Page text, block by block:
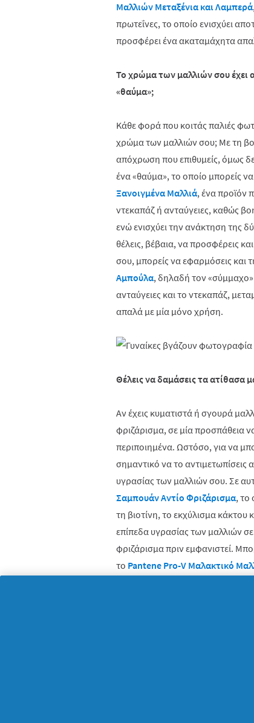
Μαλλιών Μεταξένια και Λαμπερά
πρωτεΐνες, το οποίο ενισχύει
προσφέρει ένα ακαταμάχητα
Το χρώμα των μαλλιών σου έχει
«θαύμα»;
Κάθε φορά που κοιτάς παλιές
χρώμα των μαλλιών σου; Με τη
απόχρωση που επιθυμείς, όμως
ένα «θαύμα», το οποίο μπορείς
Ξανοιγμένα Μαλλιά, ένα προϊόν
ντεκαπάζ ή ανταύγειες, καθώς
ενώ ενισχύει την ανάκτηση της
θέλεις, βέβαια, να προσφέρεις
σου, μπορείς να εφαρμόσεις και
Αμπούλα, δηλαδή τον «σύμμαχο»
ανταύγειες και το ντεκαπάζ,
απαλά με μία μόνο χρήση.
Θέλεις να δαμάσεις τα ατίθασα
Αν έχεις κυματιστά ή σγουρά
φριζάρισμα, σε μία προσπάθεια
περιποιημένα. Ωστόσο, για να
σημαντικό να το
υγρασίας των μαλλιών σου. Σε
Σαμπουάν Αντίο Φριζάρισμα, το
τη βιοτίνη, το εκχύλισμα κάκτου
επίπεδα υγρασίας των μαλλιών
φριζάρισμα πριν εμφανιστεί.
το Pantene Pro-V Μαλακτικό